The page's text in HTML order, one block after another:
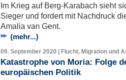
Im Krieg auf Berg-Karabach sieht
Sieger und fordert mit Nachdruck
Amalia van Gent.
(mehr...)
09. September 2020 | Flucht, Migration und
Katastrophe von Moria: Folge
europäischen Politik